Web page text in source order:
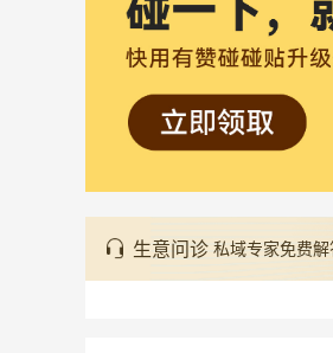
生意问诊 私域专家免费